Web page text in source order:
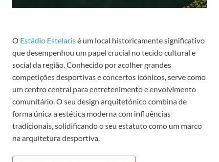
O Estádio Estelarisé um local historicamente significativo
que desempenhou um papel crucial no tecido cultural e
social da região. Conhecido por acolher grandes
competições desportivas e concertos icónicos, serve como
um centro central para entretenimento e envolvimento
comunitário. O seu design arquitetónico combina de
forma única a estética moderna com influências
tradicionais, solidificando o seu estatuto como um marco
na arquitetura desportiva.